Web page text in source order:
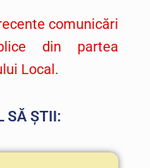
comunicări
din partea
Local.
SĂ ȘTII: